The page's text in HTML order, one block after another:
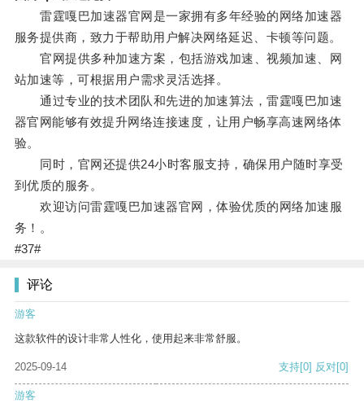
雷霆嘎巴加速器官网是一家拥有多年经验的网络加速器
服务提供商，致力于帮助用户解决网络延迟、卡顿等问题。
官网提供多种加速方案，包括游戏加速、视频加速、网
站加速等，可根据用户需求灵活选择。
通过专业的技术团队和先进的加速算法，雷霆嘎巴加速
器官网能够有效提升网络连接速度，让用户畅享高速网络体
验。
同时，官网还提供24小时客服支持，确保用户随时享受
到优质的服务。
欢迎访问雷霆嘎巴加速器官网，体验优质的网络加速服
务！。
#37#
评论
游客
这款软件的设计非常人性化，使用起来非常舒服。
2025-09-14 支持[0] 反对[0]
游客